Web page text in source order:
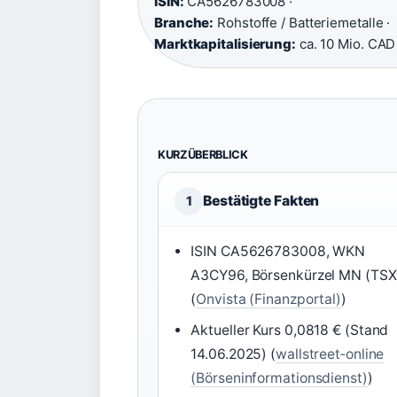
Branche: Rohstoffe / Batteriemetalle ·
Marktkapitalisierung: ca. 10 Mio. CAD
KURZÜBERBLICK
1 Bestätigte Fakten
ISIN CA5626783008, WKN
A3CY96, Börsenkürzel MN
(Onvista (Finanzportal))
Aktueller Kurs 0,0818 € (Stand
14.06.2025) (wallstreet‑online
(Börseninformationsdienst))